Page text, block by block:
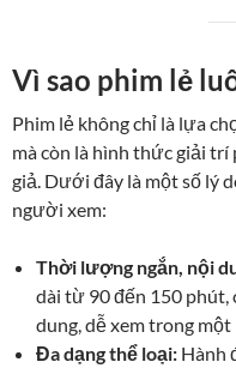
Vì sao phim lẻ
Phim lẻ không chỉ là lựa
mà còn là hình thức giải
giả. Dưới đây là một số lý
người xem:
Thời lượng ngắn, nội
dài từ 90 đến 150 phút,
dung, dễ xem trong một
Đa dạng thể loại: Hành